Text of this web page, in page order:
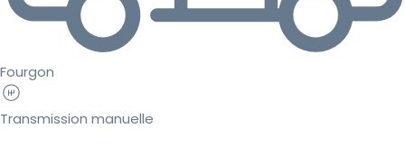
Fourgon
Transmission manuelle